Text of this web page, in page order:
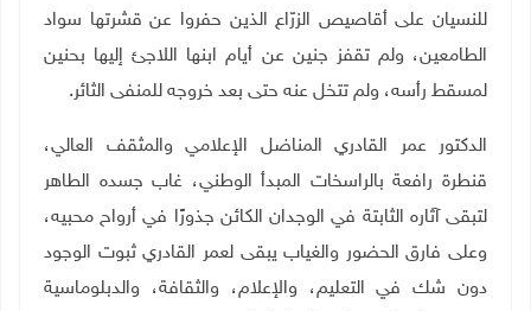
للنسيان على أقاصيص الزرّاع الذين حفروا عن قشرتها سواد
الطامعين، ولم تقفز جنين عن أيام ابنها اللاجئ إليها بحنين
لمسقط رأسه، ولم تتخل عنه حتى بعد خروجه للمنفى الثائر.
الدكتور عمر القادري المناضل الإعلامي والمثقف العالي،
قنطرة رافعة بالراسخات المبدأ الوطني، غاب جسده الطاهر
لتبقى آثاره الثابتة في الوجدان الكائن جذورًا في أرواح محبيه،
وعلى فارق الحضور والغياب يبقى لعمر القادري ثبوت الوجود
دون شك في التعليم، والإعلام، والثقافة، والدبلوماسية